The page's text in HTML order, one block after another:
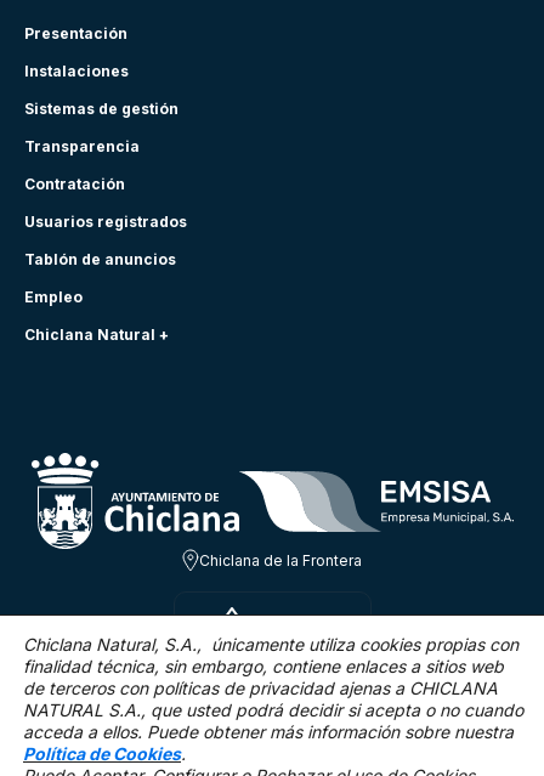
Presentación
Instalaciones
Sistemas de gestión
Transparencia
Contratación
Usuarios registrados
Tablón de anuncios
Empleo
Chiclana Natural +
Chiclana de la Frontera
VIE 7 AGO
23.3ºC
1.8 Km/h 0 %
Chiclana Natural, S.A., únicamente utiliza cookies propias con
finalidad técnica, sin embargo, contiene enlaces a sitios web
de terceros con políticas de privacidad ajenas a CHICLANA
NATURAL S.A., que usted podrá decidir si acepta o no cuando
acceda a ellos. Puede obtener más información sobre nuestra
Política de Cookies.